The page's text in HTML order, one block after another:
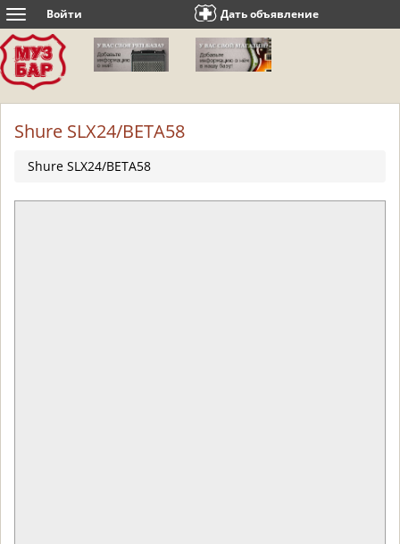
Toggle
navigation
Войти Дать объявление
Shure SLX24/BETA58
Shure SLX24/BETA58